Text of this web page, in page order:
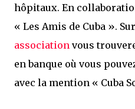
hôpitaux. En
« Les Amis de Cuba ». Sur
association vous
en banque où vous
avec la mention « Cuba